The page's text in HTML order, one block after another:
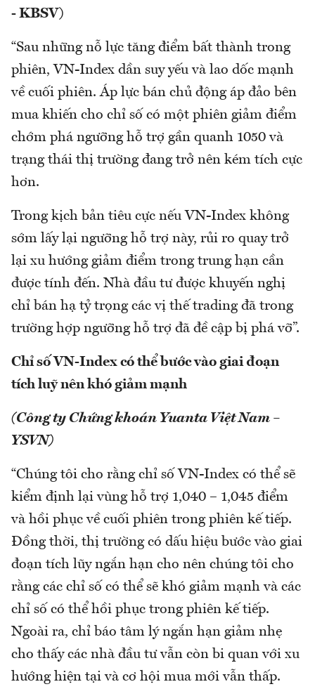
- KBSV)
“Sau những nỗ lực tăng điểm bất thành trong
phiên, VN-Index dần suy yếu và lao dốc mạnh
về cuối phiên. Áp lực bán chủ động áp đảo bên
mua khiến cho chỉ số có một phiên giảm điểm
chớm phá ngưỡng hỗ trợ gần quanh 1050 và
trạng thái thị trường đang trở nên kém tích cực
hơn.
Trong kịch bản tiêu cực nếu VN-Index không
sớm lấy lại ngưỡng hỗ trợ này, rủi ro quay trở
lại xu hướng giảm điểm trong trung hạn cần
được tính đến. Nhà đầu tư được khuyến nghị
chỉ bán hạ tỷ trọng các vị thế trading đã trong
trường hợp ngưỡng hỗ trợ đã đề cập bị phá vỡ”.
Chỉ số VN-Index có thể bước vào giai đoạn
tích luỹ nên khó giảm mạnh
(Công ty Chứng khoán Yuanta Việt Nam –
YSVN)
“Chúng tôi cho rằng chỉ số VN-Index có thể sẽ
kiểm định lại vùng hỗ trợ 1,040 – 1,045 điểm
và hồi phục về cuối phiên trong phiên kế tiếp.
Đồng thời, thị trường có dấu hiệu bước vào giai
đoạn tích lũy ngắn hạn cho nên chúng tôi cho
rằng các chỉ số có thể sẽ khó giảm mạnh và các
chỉ số có thể hồi phục trong phiên kế tiếp.
Ngoài ra, chỉ báo tâm lý ngắn hạn giảm nhẹ
cho thấy các nhà đầu tư vẫn còn bi quan với xu
hướng hiện tại và cơ hội mua mới vẫn thấp.